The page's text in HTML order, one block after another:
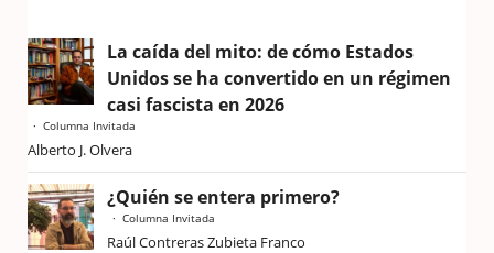
La caída del mito: de cómo Estados
Unidos se ha convertido en un régimen
casi fascista en 2026
Columna Invitada
Alberto J. Olvera
¿Quién se entera primero?
Columna Invitada
Raúl Contreras Zubieta Franco